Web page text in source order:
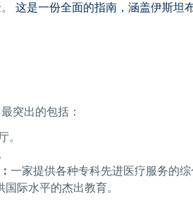
。这是一份全面的指南，涵盖伊斯坦
突出的包括：
一家提供各种专科先进医疗服务的综
际水平的杰出教育。